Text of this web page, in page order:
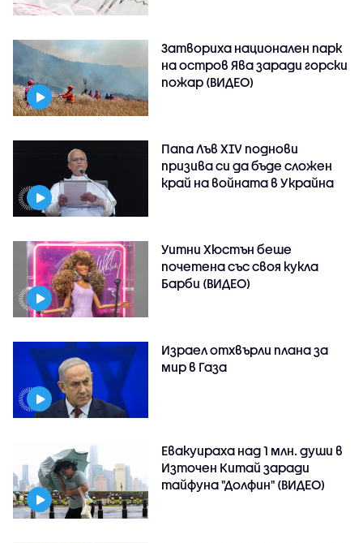
Затвориха национален парк
на остров Ява заради горски
пожар (ВИДЕО)
Папа Лъв XIV поднови
призива си да бъде сложен
край на войната в Украйна
Уитни Хюстън беше
почетена със своя кукла
Барби (ВИДЕО)
Израел отхвърли плана за
мир в Газа
Евакуираха над 1 млн. души в
Източен Китай заради
тайфуна "Долфин" (ВИДЕО)